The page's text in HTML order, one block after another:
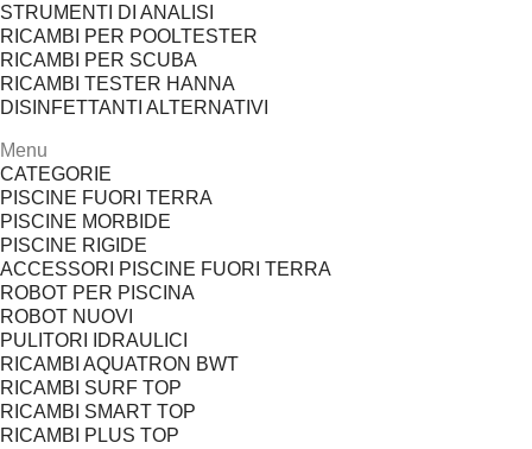
STRUMENTI DI ANALISI
RICAMBI PER POOLTESTER
RICAMBI PER SCUBA
RICAMBI TESTER HANNA
DISINFETTANTI ALTERNATIVI
Menu
CATEGORIE
PISCINE FUORI TERRA
PISCINE MORBIDE
PISCINE RIGIDE
ACCESSORI PISCINE FUORI TERRA
ROBOT PER PISCINA
ROBOT NUOVI
PULITORI IDRAULICI
RICAMBI AQUATRON BWT
RICAMBI SURF TOP
RICAMBI SMART TOP
RICAMBI PLUS TOP